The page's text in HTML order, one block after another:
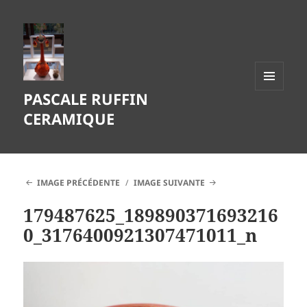
PASCALE RUFFIN
CERAMIQUE
IMAGE PRÉCÉDENTE IMAGE SUIVANTE
179487625_189890371693216
0_3176400921307471011_n